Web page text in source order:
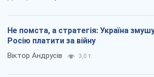
Не помста, а стратегія: Україна
Росію платити за війну
Віктор Андрусів 3,0 т.